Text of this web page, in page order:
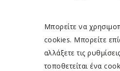
Μπορείτε να
cookies. Μπορείτε
αλλάξετε τις
τοποθετείται ένα